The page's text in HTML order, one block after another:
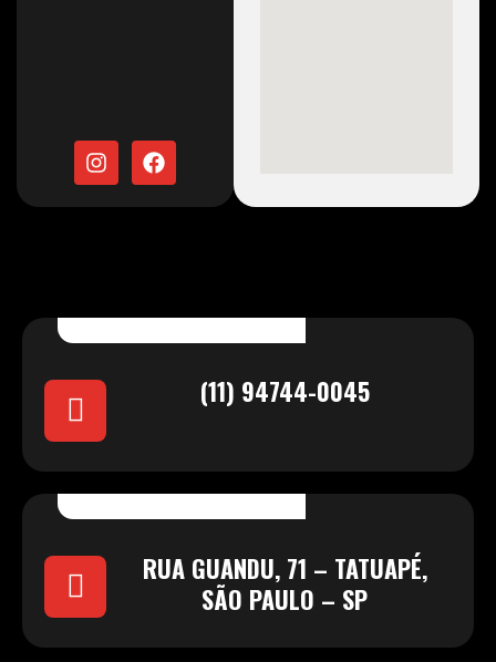
(11) 94744-0045
RUA GUANDU, 71 – TATUAPÉ,
SÃO PAULO – SP